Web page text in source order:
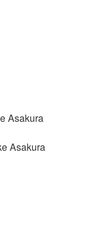
Asakura
Asakura